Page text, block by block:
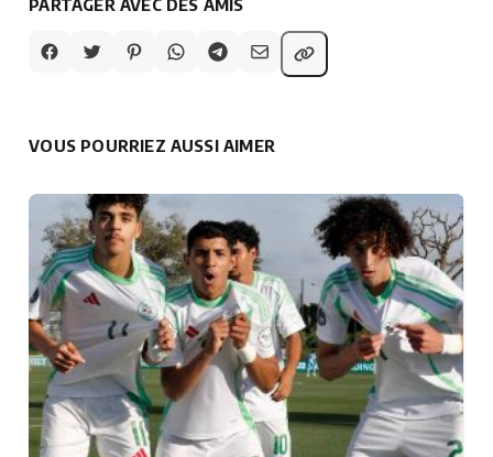
PARTAGER AVEC DES AMIS
VOUS POURRIEZ AUSSI AIMER